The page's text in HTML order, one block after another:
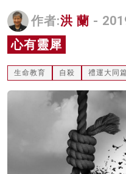
影片
名家榜
灼見活動
關於我們
作者:洪 蘭 -
心有靈犀
生命教育 自殺 禮運大同